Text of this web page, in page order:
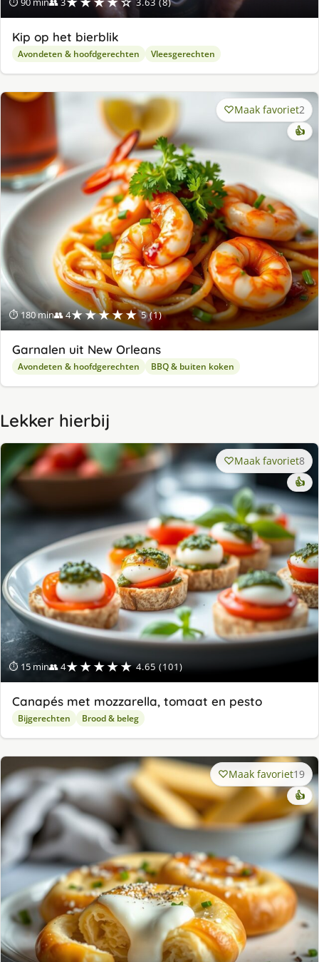
Kip op het bierblik
Avondeten & hoofdgerechten Vleesgerechten
⏱ 180 min👥 4★★★★★ 5 (1)
Maak favoriet2
👍
Garnalen uit New Orleans
Avondeten & hoofdgerechten BBQ & buiten koken
Lekker hierbij
⏱ 15 min👥 4★★★★★ 4.65 (101)
Maak favoriet8
👍
Canapés met mozzarella, tomaat en pesto
Bijgerechten Brood & beleg
Maak favoriet19
👍